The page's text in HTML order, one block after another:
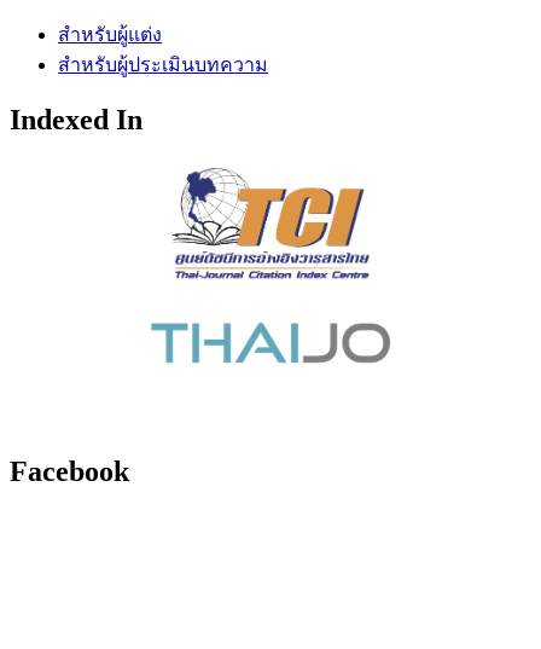
สำหรับผู้แต่ง
สำหรับผู้ประเมินบทความ
Indexed In
Facebook